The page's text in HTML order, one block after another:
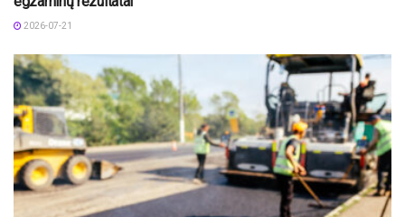
2026-07-21